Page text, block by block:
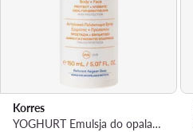
Korres
YOGHURT Emulsja do opalania